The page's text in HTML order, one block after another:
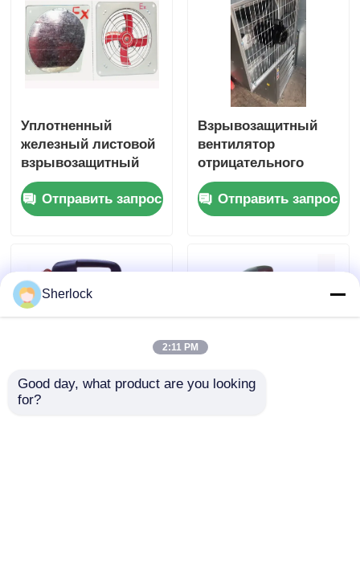
воздушным потоком
для опасных зон
Уплотненный
железный листовой
взрывозащитный
вентилятор на
стенке,
установленный на
аксиальном
вентиляторе IP55
Отправить запрос
Взрывозащитный
вентилятор
отрицательного
давления,
установленный в
опасном месте
Отправить запрос
Портативный
Sherlock
2:11 PM
Good day, what product are you looking
for?